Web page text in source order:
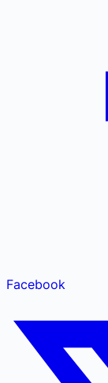
Facebook